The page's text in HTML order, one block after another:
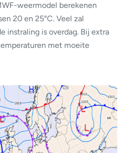
weermodel berekenen
20 en 25°C. Veel zal
instraling is overdag. Bij extra
met moeite